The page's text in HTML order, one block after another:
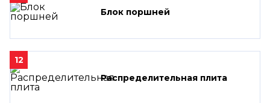
Блок поршней
12
Распределительная плита